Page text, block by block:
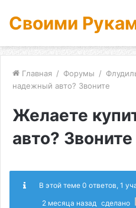
Своими
Главная / Форумы /
надежный авто? Звоните
Желаете
авто? Звоните
В этой теме 0 ответов, 1
2 месяца назад сделано